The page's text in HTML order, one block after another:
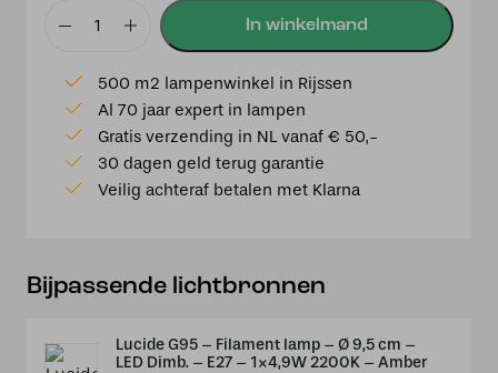
Lucide
Vloerlamp
1xE27
-
aantal
500 m2 lampenwinkel in Rijssen
Al 70 jaar expert in lampen
Gratis verzending in NL vanaf € 50,-
30 dagen geld terug garantie
Veilig achteraf betalen met Klarna
Bijpassende lichtbronnen
Lucide G95 – Filament lamp – Ø 9,5 cm –
LED Dimb. – E27 – 1×4,9W 2200K – Amber